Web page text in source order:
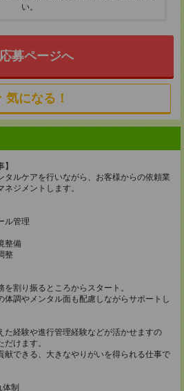
い。
応募ページへ
気になる！
タルケアを行いながら、お客様からの依頼業
ジメントします。
ル管理
整備
整
割り振るところからスタート。
体調やメンタル面も配慮しながらサポートし
た経験や進行管理経験などが活かせますの
けます。
献できる、大きなやりがいを得られる仕事で
体制